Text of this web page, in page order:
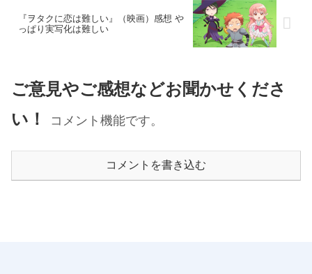
『ヲタクに恋は難しい』（映画）感想 や
っぱり実写化は難しい
ご意見やご感想などお聞かせくださ
い！
コメント機能です。
コメントを書き込む